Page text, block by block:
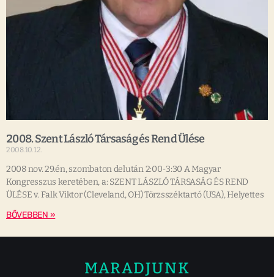
2008. Szent László Társaság és Rend Ülése
2008.10.12.
2008 nov. 29.én, szombaton delután 2:00-3:30 A Magyar
Kongresszus keretében, a: SZENT LÁSZLÓ TÁRSASÁG ÉS REND
ÜLÉSE v. Falk Viktor (Cleveland, OH) Törzsszéktartó (USA), Helyettes
BŐVEBBEN »
MARADJUNK